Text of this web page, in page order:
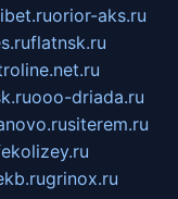
orior-aks.ru
flatnsk.ru
ooo-driada.ru
siterem.ru
grinox.ru